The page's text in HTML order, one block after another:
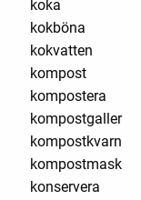
koka
kokböna
kokvatten
kompost
kompostera
kompostgaller
kompostkvarn
kompostmask
konservera